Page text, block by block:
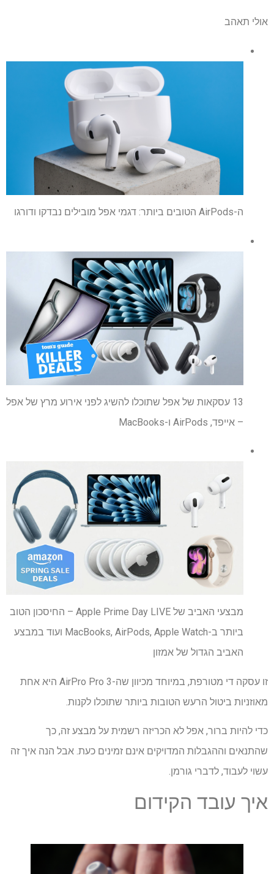
אולי תאהב
ה-AirPods הטובים ביותר: דגמי אפל מובילים נבדקו ודורגו
13 עסקאות של אפל שתוכלו להשיג לפני אירוע מרץ של אפל
– אייפד, AirPods ו-MacBooks
מבצעי האביב של Apple Prime Day LIVE – החיסכון הטוב
ביותר ב-MacBooks, AirPods, Apple Watch ועוד במבצע
האביב הגדול של אמזון
זו עסקה די מטורפת, במיוחד מכיוון שה-AirPro Pro 3 היא אחת
מאוזניות ביטול הרעש הטובות ביותר שתוכלו לקנות.
כדי להיות ברור, אפל לא הכריזה רשמית על מבצע זה, כך
שהתנאים וההגבלות המדויקים אינם זמינים כעת. אבל הנה איך זה
עשוי לעבוד, לדברי גורמן.
איך עובד הקידום